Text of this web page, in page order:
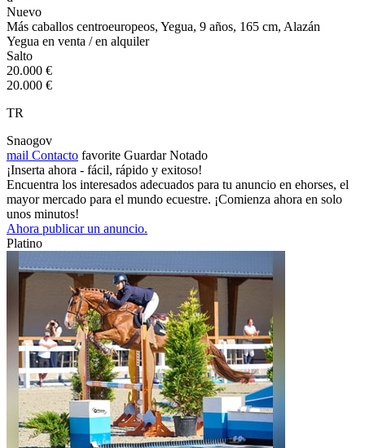
Nuevo
Más caballos centroeuropeos, Yegua, 9 años, 165 cm, Alazán
Yegua en venta / en alquiler
Salto
20.000 €
20.000 €
TR
Snaogov
mail Contacto favorite Guardar Notado
¡Inserta ahora - fácil, rápido y exitoso!
Encuentra los interesados adecuados para tu anuncio en ehorses, el
mayor mercado para el mundo ecuestre. ¡Comienza ahora en solo
unos minutos!
Ahora publicar un anuncio.
Platino